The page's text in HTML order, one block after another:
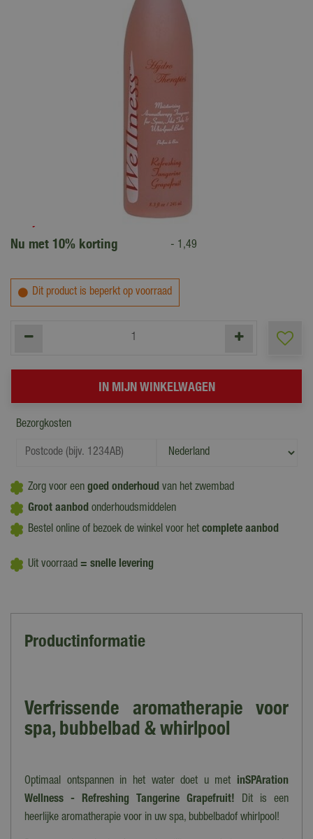
Nu met 10% korting - 1 ,49
Dit product is beperkt op voorraad
Bezorgkosten
Zorg voor een goed onderhoud van het zwembad
Groot aanbod onderhoudsmiddelen
Bestel online of bezoek de winkel voor het complete aanbod
Uit voorraad = snelle levering
Productinformatie
Verfrissende aromatherapie voor
spa, bubbelbad & whirlpool
Optimaal ontspannen in het water doet u met inSPAration
Wellness - Refreshing Tangerine Grapefruit! Dit is een
heerlijke aromatherapie voor in uw spa, bubbelbadof whirlpool!